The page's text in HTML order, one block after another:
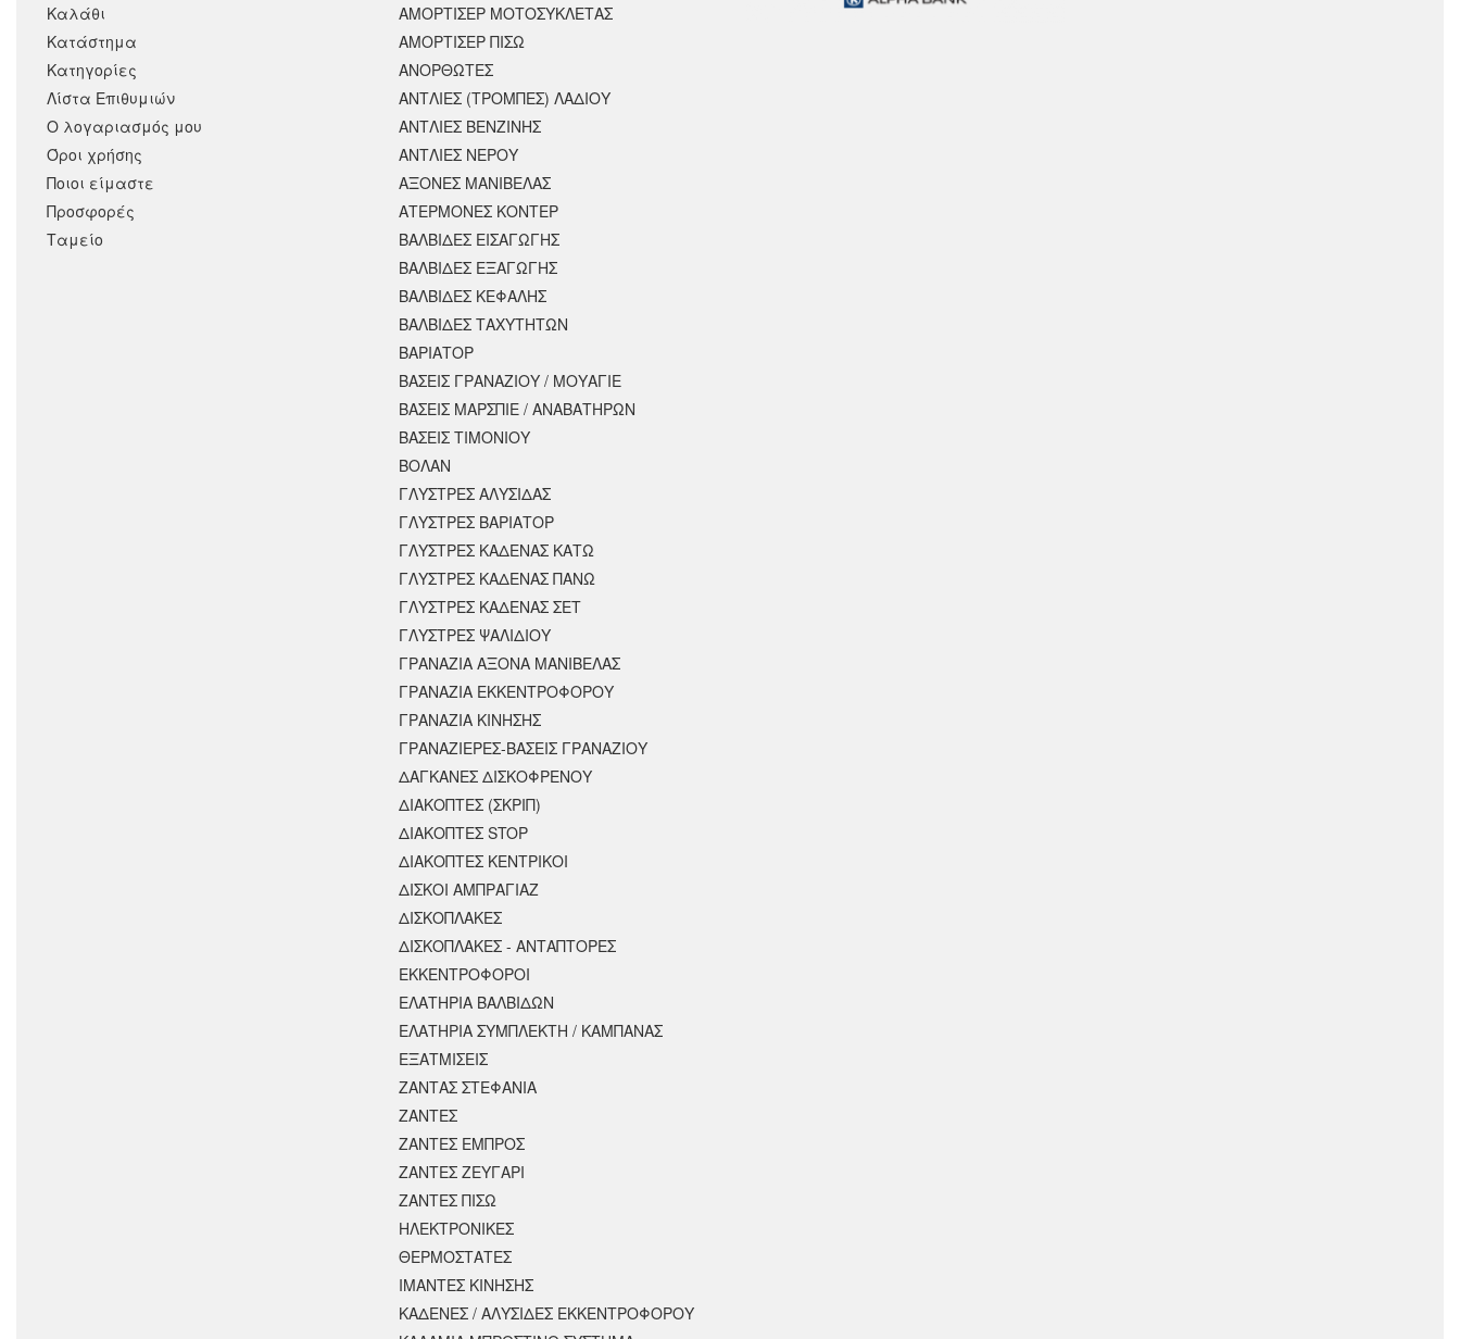
Καλάθι
Κατάστημα
Κατηγορίες
Λίστα Επιθυμιών
Ο λογαριασμός μου
Όροι χρήσης
Ποιοι είμαστε
Προσφορές
Ταμείο
ΑΜΟΡΤΙΣΈΡ ΜΟΤΟΣΥΚΛΈΤΑΣ
ΑΜΟΡΤΙΣΕΡ ΠΙΣΩ
ΑΝΟΡΘΩΤΕΣ
ΑΝΤΛΙΕΣ (ΤΡΟΜΠΕΣ) ΛΑΔΙΟΥ
ΑΝΤΛΙΕΣ ΒΕΝΖΙΝΗΣ
ΑΝΤΛΙΕΣ ΝΕΡΟΥ
ΑΞΟΝΕΣ ΜΑΝΙΒΕΛΑΣ
ΑΤΕΡΜΟΝΕΣ ΚΟΝΤΕΡ
ΒΑΛΒΙΔΕΣ ΕΙΣΑΓΩΓΗΣ
ΒΑΛΒΙΔΕΣ ΕΞΑΓΩΓΗΣ
ΒΑΛΒΙΔΕΣ ΚΕΦΑΛΗΣ
ΒΑΛΒΙΔΕΣ ΤΑΧΥΤΗΤΩΝ
ΒΑΡΙΑΤΟΡ
ΒΑΣΕΙΣ ΓΡΑΝΑΖΙΟΥ / ΜΟΥΑΓΙΕ
ΒΑΣΕΙΣ ΜΑΡΣΠΙΕ / ΑΝΑΒΑΤΗΡΩΝ
ΒΑΣΕΙΣ ΤΙΜΟΝΙΟΥ
ΒΟΛΑΝ
ΓΛΥΣΤΡΕΣ ΑΛΥΣΙΔΑΣ
ΓΛΥΣΤΡΕΣ ΒΑΡΙΑΤΟΡ
ΓΛΥΣΤΡΕΣ ΚΑΔΕΝΑΣ ΚΑΤΩ
ΓΛΥΣΤΡΕΣ ΚΑΔΕΝΑΣ ΠΑΝΩ
ΓΛΥΣΤΡΕΣ ΚΑΔΕΝΑΣ ΣΕΤ
ΓΛΥΣΤΡΕΣ ΨΑΛΙΔΙΟΥ
ΓΡΑΝΑΖΙΑ ΑΞΟΝΑ ΜΑΝΙΒΕΛΑΣ
ΓΡΑΝΑΖΙΑ ΕΚΚΕΝΤΡΟΦΟΡΟΥ
ΓΡΑΝΑΖΙΑ ΚΙΝΗΣΗΣ
ΓΡΑΝΑΖΙΕΡΕΣ-ΒΑΣΕΙΣ ΓΡΑΝΑΖΙΟΥ
ΔΑΓΚΑΝΕΣ ΔΙΣΚΟΦΡΕΝΟΥ
ΔΙΑΚΟΠΤΕΣ (ΣΚΡΙΠ)
ΔΙΑΚΟΠΤΕΣ STOP
ΔΙΑΚΟΠΤΕΣ ΚΕΝΤΡΙΚΟΙ
ΔΙΣΚΟΙ ΑΜΠΡΑΓΙΑΖ
ΔΙΣΚΟΠΛΑΚΕΣ
ΔΙΣΚΟΠΛΑΚΕΣ - ΑΝΤΑΠΤΟΡΕΣ
ΕΚΚΕΝΤΡΟΦΟΡΟΙ
ΕΛΑΤΗΡΙΑ ΒΑΛΒΙΔΩΝ
ΕΛΑΤΗΡΙΑ ΣΥΜΠΛΕΚΤΗ / ΚΑΜΠΑΝΑΣ
ΕΞΑΤΜΙΣΕΙΣ
ΖΑΝΤΑΣ ΣΤΕΦΑΝΙΑ
ΖΑΝΤΕΣ
ΖΑΝΤΕΣ ΕΜΠΡΟΣ
ΖΑΝΤΕΣ ΖΕΥΓΑΡΙ
ΖΑΝΤΕΣ ΠΙΣΩ
ΗΛΕΚΤΡΟΝΙΚΕΣ
ΘΕΡΜΟΣΤΑΤΕΣ
ΙΜΑΝΤΕΣ ΚΙΝΗΣΗΣ
ΚΑΔΕΝΕΣ / ΑΛΥΣΙΔΕΣ ΕΚΚΕΝΤΡΟΦΟΡΟΥ